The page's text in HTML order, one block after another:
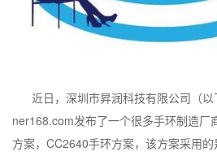
近日，深圳市昇润科技有限公司（以
ner168.com发布了一个很多手环制造厂
方案，CC2640手环方案，该方案采用